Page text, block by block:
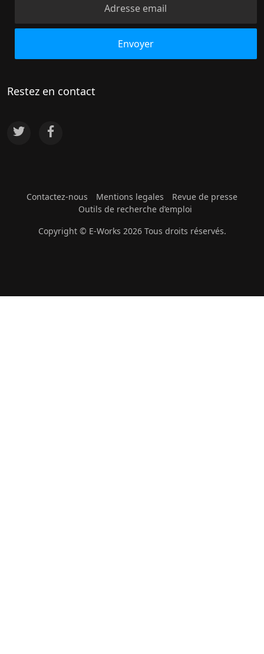
Restez en contact
Contactez-nous Mentions legales
Revue de presse
Outils de recherche d’emploi
Copyright © E-Works 2026 Tous droits réservés.